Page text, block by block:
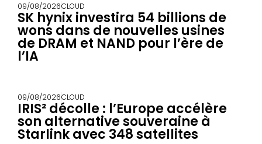
09/08/2026CLOUD
SK hynix investira 54 billions de
wons dans de nouvelles usines
de DRAM et NAND pour l’ère de
l’IA
09/08/2026CLOUD
IRIS² décolle : l’Europe accélère
son alternative souveraine à
Starlink avec 348 satellites